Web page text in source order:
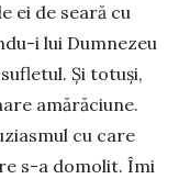
ei de seară cu
i lui Dumnezeu
Și totuși,
amărăciune.
cu care
s-a domolit. Îmi